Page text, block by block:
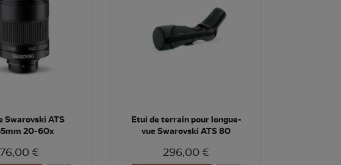
Swarovski ATS
20-60x
€
Etui de terrain pour longue-
vue Swarovski ATS 80
296,00 €